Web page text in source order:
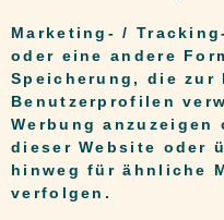
Marketing- /
oder eine andere
Speicherung, die zur
Benutzerprofilen
Werbung anzuzeigen
dieser Website oder
hinweg für ähnliche
verfolgen.